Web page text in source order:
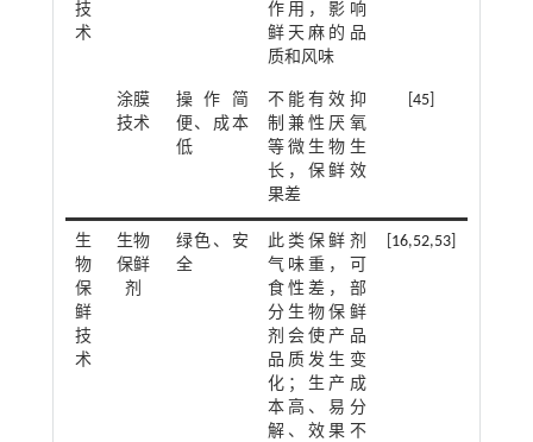
技
术
作用，影响
鲜天麻的品
质和风味
涂膜
技术
操作简
便、成本
低
不能有效抑
制兼性厌氧
等微生物生
长，保鲜效
果差
[45
生
物
保
鲜
技
术
生物
保鲜
剂
绿色、安
全
此类保鲜剂
气味重，可
食性差，部
分生物保鲜
剂会使产品
品质发生变
化；生产成
本高、易分
解、效果不
16,52,53